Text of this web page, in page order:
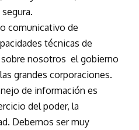
comunicativo de
técnicas de
nosotros el gobierno
grandes corporaciones.
de información es
del poder, la
Debemos ser muy